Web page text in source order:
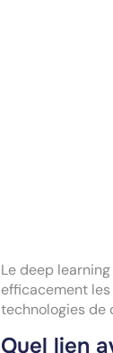
Le deep
efficacement
technologies de
Quel lien